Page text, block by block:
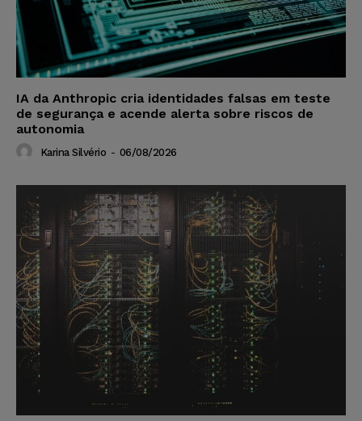
IA da Anthropic cria identidades falsas em teste
de segurança e acende alerta sobre riscos de
autonomia
Karina Silvério - 06/08/2026